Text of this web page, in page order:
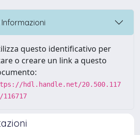
Informazioni
questo identificativo per
o creare un link a questo
hdl.handle.net/20.500.117
116717